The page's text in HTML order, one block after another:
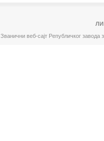
Званични веб-сајт Републичког